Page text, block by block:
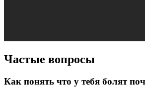
Частые вопросы
Как понять что у тебя болят